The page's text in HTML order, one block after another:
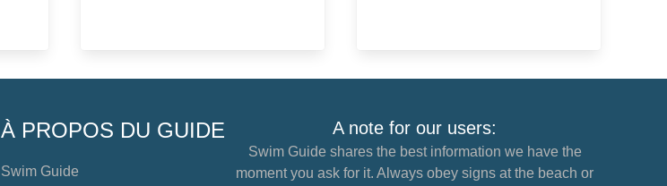
À PROPOS DU GUIDE
Swim Guide
A note for our users:
Swim Guide shares the best information we have the
moment you ask for it. Always obey signs at the beach or